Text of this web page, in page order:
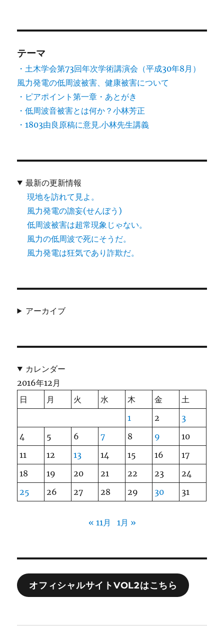
テーマ
・土木学会第73回年次学術講演会（平成30年8月）
風力発電の低周波被害、健康被害について
・ピアポイント第一章・あとがき
・低周波音被害とは何か？小林芳正
・1803由良原稿に意見.小林先生講義
最新の更新情報
現地を訪れて見よ。
風力発電の譫妄(せんぼう)
低周波被害は超常現象じゃない。
風力の低周波で死にそうだ。
風力発電は狂気であり詐欺だ。
アーカイブ
カレンダー
2016年12月
日
月 火 水 木 金
土
1
2
3
4
5 6 7 8 9
10
11
12 13 14 15 16
17
18
19 20 21 22 23
24
25
26 27 28 29 30 31
« 11月 1月 »
オフィシャルサイトVOL2はこちら